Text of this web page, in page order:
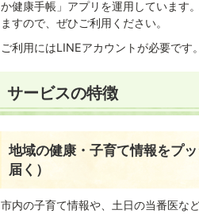
か健康手帳」アプリを運用しています
ますので、ぜひご利用ください。
ご利用にはLINEアカウントが必要です。
サービスの特徴
地域の健康・子育て情報をプ
届く）
市内の子育て情報や、土日の当番医な